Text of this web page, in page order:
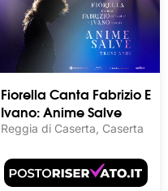
Fiorella Canta Fabrizio E
Ivano: Anime Salve
Reggia di Caserta, Caserta